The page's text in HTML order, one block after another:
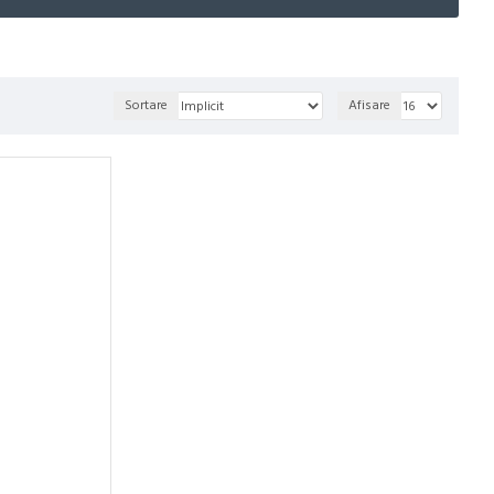
Sortare Afisare